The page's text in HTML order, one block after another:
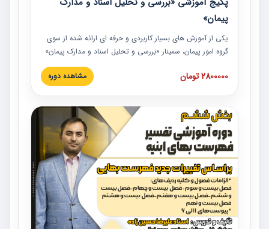
پیمان»
یکی از آموزش‏‏‏‏‏‏ های بسیار کاربردی و حرفه‏ ای ارائه شده از سوی
گروه امور پیمان، سمینار «بررسی و تحلیل اسناد و مدارک پیمان»
است که در دانشگاه صنعتی شریف ارائه شد. در این آموزش
نکات کلیدی مربوط به اسناد و مدارک پیمان، اولویت بندی اسناد
پیمان به همراه تجربیات عملی در این خصوص ارائه شده است.
2800000 تومان مشاهده دوره